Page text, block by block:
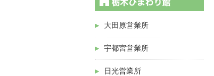
大田原営業所
宇都宮営業所
日光営業所